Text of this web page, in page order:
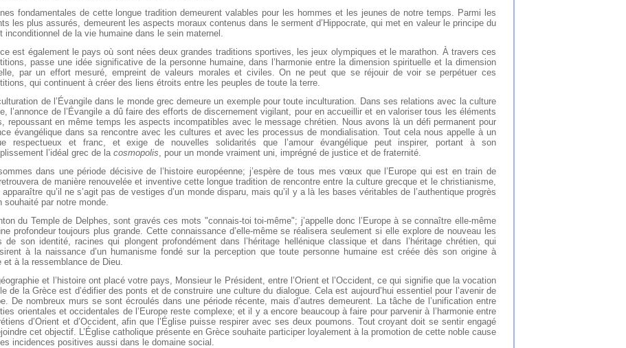
fondamentales de cette longue tradition demeurent valables pour les hommes et les jeunes de notre temps. Parmi les
les plus assurés, demeurent les aspects moraux contenus dans le serment d’Hippocrate, qui met en valeur le principe du
inconditionnel de la vie humaine dans le sein maternel.
est également le pays où sont nées deux grandes traditions sportives, les jeux olympiques et le marathon. À travers ces
passe une idée significative de la personne humaine, dans l’harmonie entre la dimension spirituelle et la dimension
par un effort mesuré, empreint de valeurs morales et civiles. On ne peut que se réjouir de voir se perpétuer ces
qui continuent à créer des liens étroits entre les peuples de toute la terre.
de l’Évangile dans le monde grec demeure un exemple pour toute inculturation. Dans ses relations avec la culture
l’annonce de l’Évangile a dû faire des efforts de discernement vigilant, pour en accueillir et en valoriser tous les éléments
repoussant en même temps les aspects incompatibles avec le message chrétien. Nous avons là un défi permanent pour
évangélique dans sa rencontre avec les cultures et avec les processus de mondialisation. Tout cela nous appelle à un
respectueux et franc, et exige de nouvelles solidarités que l’amour évangélique peut inspirer, portant à son
l’idéal grec de la cosmopolis, pour un monde vraiment uni, imprégné de justice et de fraternité.
dans une période décisive de l’histoire européenne; j’espère de tous mes vœux que l’Europe qui est en train de
de manière renouvelée et inventive cette longue tradition de rencontre entre la culture grecque et le christianisme,
qu’il ne s’agit pas de vestiges d’un monde disparu, mais qu’il y a là les bases véritables de l’authentique progrès
souhaité par notre monde.
du Temple de Delphes, sont gravés ces mots "connais-toi toi-même"; j’appelle donc l’Europe à se connaître elle-même
profondeur toujours plus grande. Cette connaissance d’elle-même se réalisera seulement si elle explore de nouveau les
de son identité, racines qui plongent profondément dans l’héritage hellénique classique et dans l’héritage chrétien, qui
à la naissance d’un humanisme fondé sur la perception que toute personne humaine est créée dès son origine à
et à la ressemblance de Dieu.
et l’histoire ont placé votre pays, Monsieur le Président, entre l’Orient et l’Occident, ce qui signifie que la vocation
de la Grèce est d’édifier des ponts et de construire une culture du dialogue. Cela est aujourd’hui essentiel pour l’avenir de
De nombreux murs se sont écroulés dans une période récente, mais d’autres demeurent. La tâche de l’unification entre
orientales et occidentales de l’Europe reste complexe; et il y a encore beaucoup à faire pour parvenir à l’harmonie entre
d’Orient et d’Occident, afin que l’Église puisse respirer avec ses deux poumons. Tout croyant doit se sentir engagé
cet objectif. L’Église catholique présente en Grèce souhaite participer loyalement à la promotion de cette noble cause
incidences positives aussi dans le domaine social.